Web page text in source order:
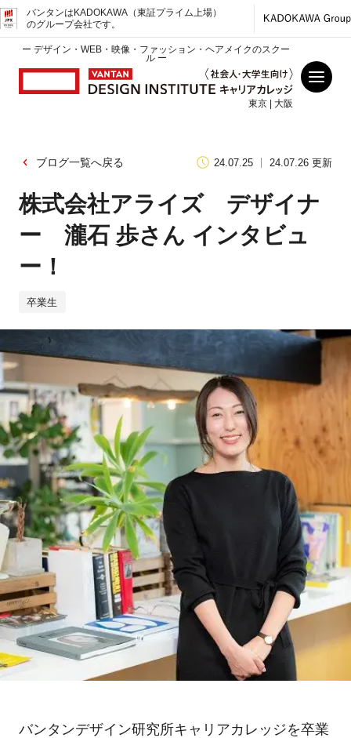
バンタンはKADOKAWA（東証プライム上場）
のグループ会社です。
ー デザイン・WEB・映像・ファッション・ヘアメイクのスクー
ル ー
東京 | 大阪
ブログ一覧へ戻る 24.07.25 24.07.26 更新
株式会社アライズ デザイナ
ー 瀧石 歩さん インタビュ
ー！
卒業生
バンタンデザイン研究所キャリアカレッジを卒業